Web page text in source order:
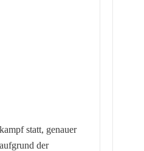
statt, genauer
der